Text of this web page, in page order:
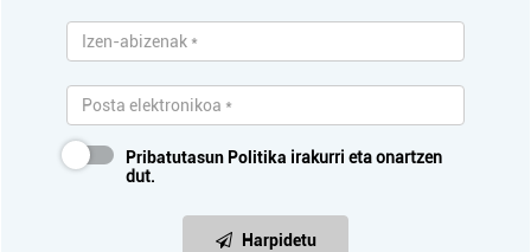
Pribatutasun Politika irakurri eta onartzen
dut.
Harpidetu